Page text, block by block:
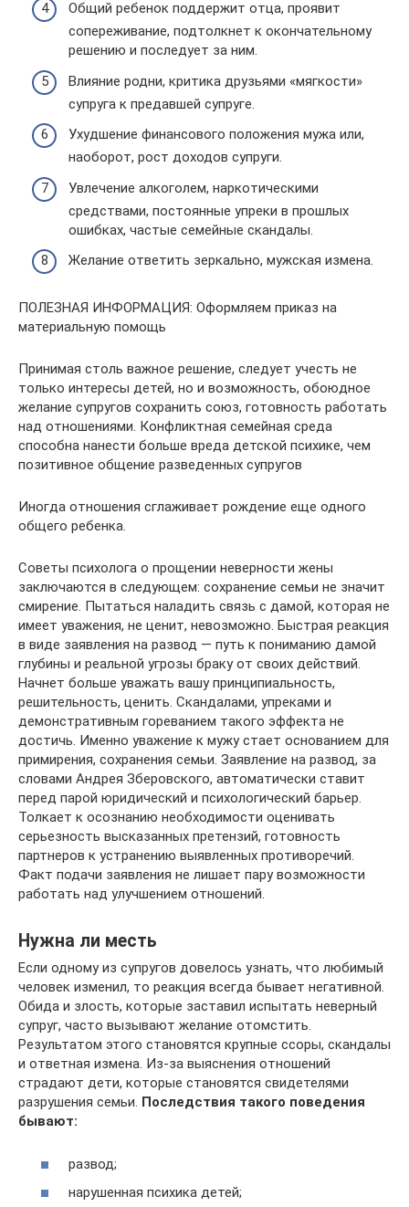
Общий ребенок поддержит отца, проявит
сопереживание, подтолкнет к окончательному
решению и последует за ним.
Влияние родни, критика друзьями «мягкости»
супруга к предавшей супруге.
Ухудшение финансового положения мужа или,
наоборот, рост доходов супруги.
Увлечение алкоголем, наркотическими
средствами, постоянные упреки в прошлых
ошибках, частые семейные скандалы.
Желание ответить зеркально, мужская измена.
ПОЛЕЗНАЯ ИНФОРМАЦИЯ: Оформляем приказ на
материальную помощь
Принимая столь важное решение, следует учесть не
только интересы детей, но и возможность, обоюдное
желание супругов сохранить союз, готовность работать
над отношениями. Конфликтная семейная среда
способна нанести больше вреда детской психике, чем
позитивное общение разведенных супругов
Иногда отношения сглаживает рождение еще одного
общего ребенка.
Советы психолога о прощении неверности жены
заключаются в следующем: сохранение семьи не значит
смирение. Пытаться наладить связь с дамой, которая не
имеет уважения, не ценит, невозможно. Быстрая реакция
в виде заявления на развод — путь к пониманию дамой
глубины и реальной угрозы браку от своих действий.
Начнет больше уважать вашу принципиальность,
решительность, ценить. Скандалами, упреками и
демонстративным гореванием такого эффекта не
достичь. Именно уважение к мужу стает основанием для
примирения, сохранения семьи. Заявление на развод, за
словами Андрея Зберовского, автоматически ставит
перед парой юридический и психологический барьер.
Толкает к осознанию необходимости оценивать
серьезность высказанных претензий, готовность
партнеров к устранению выявленных противоречий.
Факт подачи заявления не лишает пару возможности
работать над улучшением отношений.
Нужна ли месть
Если одному из супругов довелось узнать, что любимый
человек изменил, то реакция всегда бывает негативной.
Обида и злость, которые заставил испытать неверный
супруг, часто вызывают желание отомстить.
Результатом этого становятся крупные ссоры, скандалы
и ответная измена. Из-за выяснения отношений
страдают дети, которые становятся свидетелями
разрушения семьи. Последствия такого поведения
бывают:
развод;
нарушенная психика детей;